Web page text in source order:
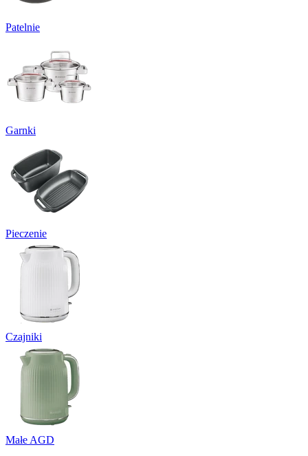
Patelnie
Garnki
Pieczenie
Czajniki
Małe AGD